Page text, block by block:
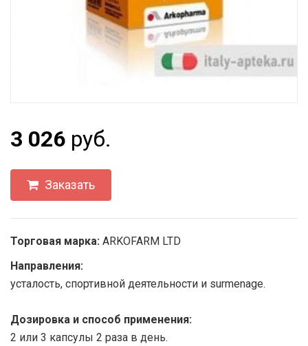
3 026 руб.
Заказать
Торговая марка: ARKOFARM LTD
Направления:
усталость, спортивной деятельности и surmenage.
Дозировка и способ применения:
2 или 3 капсулы 2 раза в день.